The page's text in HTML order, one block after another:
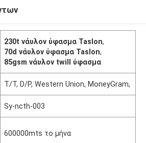
230t νάυλον ύφασμα Taslon,
70d νάυλον ύφασμα Taslon,
85gsm νάυλον twill ύφασμα
T/T, D/P, Western Union, MoneyGram,
Sy-ncth-003
600000mts το μήνα